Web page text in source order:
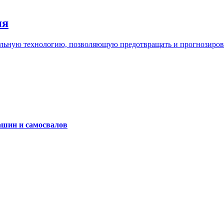
технологию, позволяющую предотвращать и
и самосвалов